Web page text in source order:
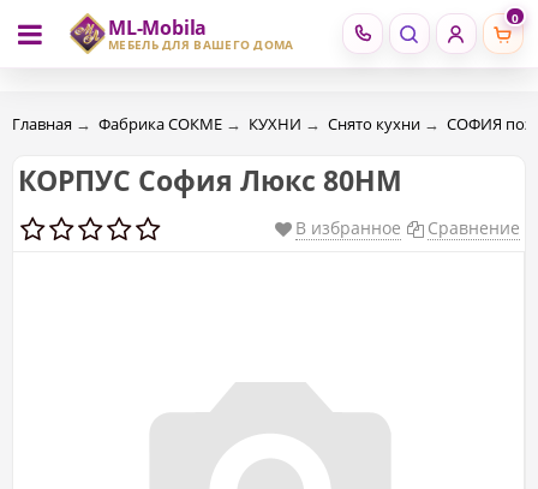
ML-Mobila
МЕБЕЛЬ ДЛЯ ВАШЕГО ДОМА
0
RU RO
Главная → Фабрика СОКМЕ → КУХНИ → Снято кухни → CОФИЯ
КОРПУС София Люкс 80НМ
В избранное Сравнение